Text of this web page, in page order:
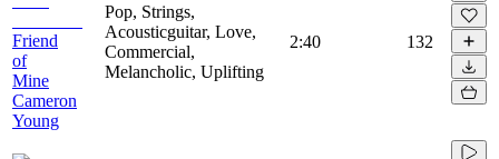
Friend
of
Mine
Cameron
Young
Pop, Strings,
Acousticguitar, Love,
Commercial,
Melancholic, Uplifting
2:40 132